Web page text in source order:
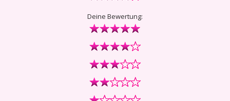
Deine Bewertung: